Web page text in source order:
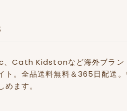
Cath Kidstonなど海外ブラン
ト。全品送料無料＆365日配送
めます。